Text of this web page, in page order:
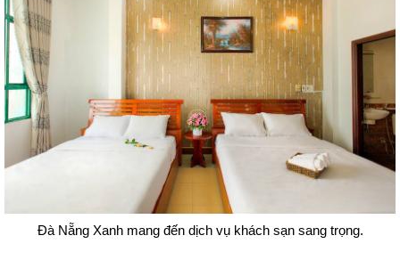
Đà Nẵng Xanh mang đến dịch vụ khách sạn sang trọng.